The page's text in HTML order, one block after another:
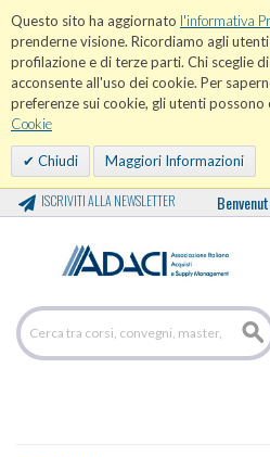
Questo sito ha aggiornato l'informativa
prenderne visione. Ricordiamo agli
profilazione e di terze parti. Chi sceglie
acconsente all'uso dei cookie. Per
preferenze sui cookie, gli utenti possono
Cookie
Chiudi Maggiori Informazioni
ISCRIVITI ALLA NEWSLETTER